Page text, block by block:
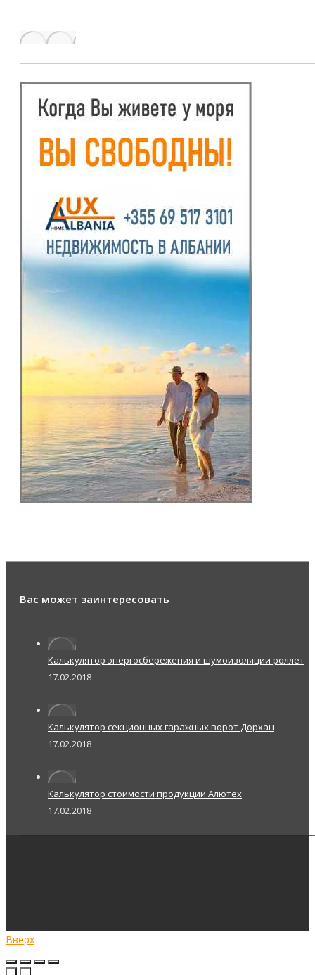
Вас может заинтересовать
Калькулятор энергосбережения и шумоизоляции роллет
17.02.2018
Калькулятор секционных гаражных ворот Дорхан
17.02.2018
Калькулятор стоимости продукции Алютех
17.02.2018
Вверх